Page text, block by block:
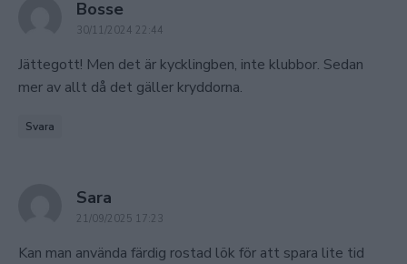
Bosse
30/11/2024 22:44
Jättegott! Men det är kycklingben, inte klubbor. Sedan
mer av allt då det gäller kryddorna.
Svara
Sara
21/09/2025 17:23
Kan man använda färdig rostad lök för att spara lite tid